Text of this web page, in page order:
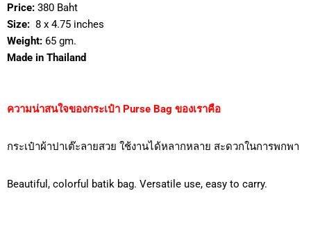
Price: 380 Baht
Size: 8 x 4.75 inches
Weight: 65 gm.
Made in Thailand
ความน่าสนใจของกระเป๋า Purse Bag ของเราคือ
กระเป๋าผ้าปาเต๊ะลายสวย ใช้งานได้หลากหลาย สะดวกในการพกพา
Beautiful, colorful batik bag. Versatile use, easy to carry.